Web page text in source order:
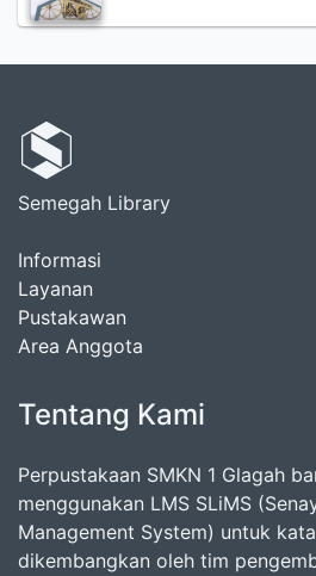
Semegah Library
Informasi
Layanan
Pustakawan
Area Anggota
Tentang Kami
Perpustakaan SMKN 1 Glagah
menggunakan LMS SLiMS
Management System) untuk
dikembangkan oleh tim